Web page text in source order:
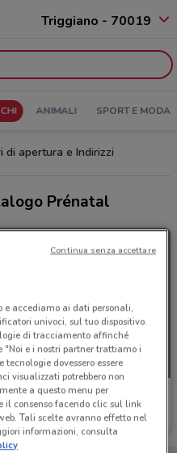
Triggiano - 70019
ANIMALI SPORT E MODA
di apertura e Indirizzi
Prénatal
10.4 km
e accediamo ai dati personali,
univoci, sul tuo dispositivo.
di tracciamento affinché
e i nostri partner trattiamo i
dovessero essere
visualizzati potrebbero non
a questo menu per
il consenso facendo clic sul link
Tali scelte avranno effetto nel
informazioni, consulta
Continua senza accettare